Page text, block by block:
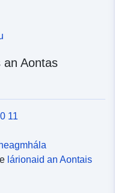
an Aontas
11
lárionaid an Aontais